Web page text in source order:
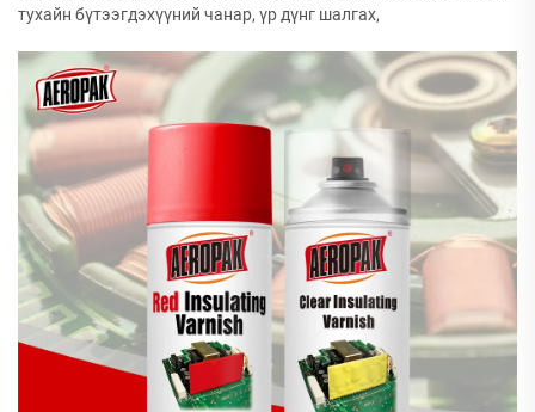
тухайн бүтээгдэхүүний чанар, үр дүнг шалгах,